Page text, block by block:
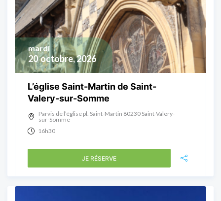
20 octobre, 2026
mardi
L’église Saint-Martin de Saint-
Valery-sur-Somme
Parvis de l’église pl. Saint-Martin 80230 Saint-Valery-
sur-Somme
16h30
JE RÉSERVE